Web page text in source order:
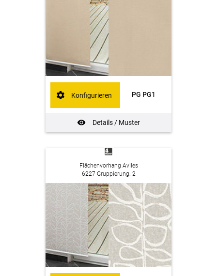
PG PG1
Details / Muster
Konfigurieren
Flächenvorhang Aviles
6227 Gruppierung: 2